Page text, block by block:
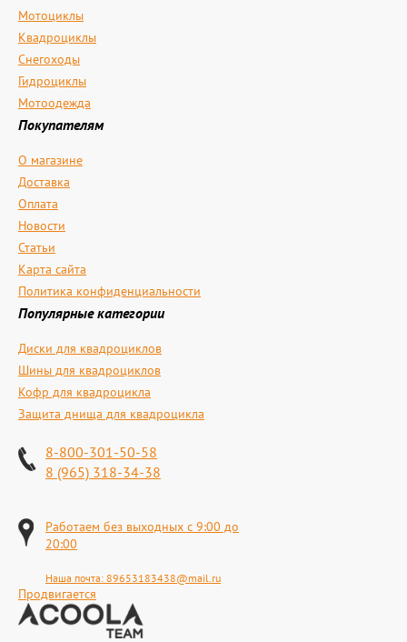
Мотоциклы
Квадроциклы
Снегоходы
Гидроциклы
Мотоодежда
Покупателям
О магазине
Доставка
Оплата
Новости
Статьи
Карта сайта
Политика конфиденциальности
Популярные категории
Диски для квадроциклов
Шины для квадроциклов
Кофр для квадроцикла
Защита днища для квадроцикла
8-800-301-50-58
8 (965) 318-34-38
Работаем без выходных с 9:00 до
20:00
Наша почта: 89653183438@mail.ru
Продвигается